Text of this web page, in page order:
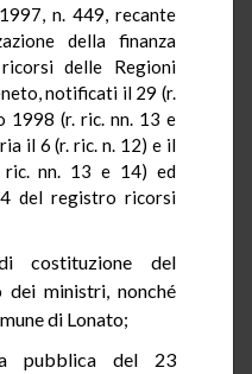
n. 449, recante
della finanza
ricorsi delle Regioni
notificati il 29 (r.
1998 (r. ric. nn. 13 e
il 6 (r. ric. n. 12) e il
ric.nn. 13 e 14) ed
del registro ricorsi
del
dei ministri, nonché
di Lonato;
pubblica del 23